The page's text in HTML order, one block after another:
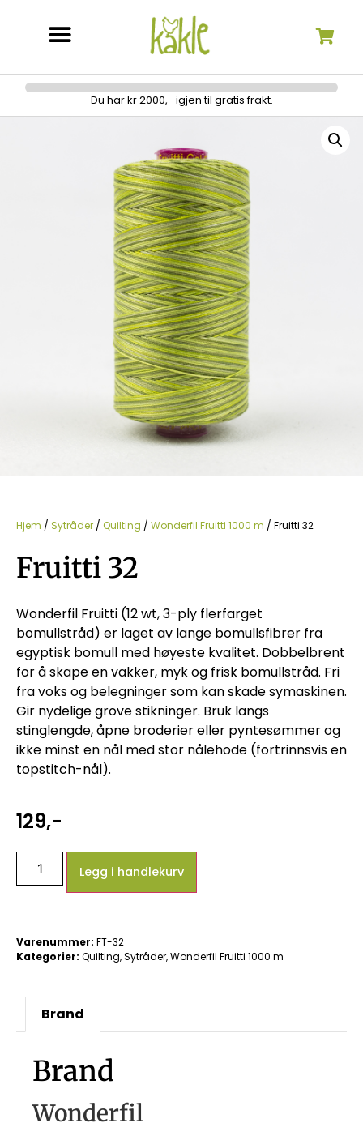
Du har kr 2000,- igjen til gratis frakt.
Hjem / Sytråder / Quilting / Wonderfil Fruitti 1000 m / Fruitti 32
Fruitti 32
Wonderfil Fruitti (12 wt, 3-ply flerfarget
bomullstråd) er laget av lange bomullsfibrer fra
egyptisk bomull med høyeste kvalitet. Dobbelbrent
for å skape en vakker, myk og frisk bomullstråd. Fri
fra voks og belegninger som kan skade symaskinen.
Gir nydelige grove stikninger. Bruk langs
stinglengde, åpne broderier eller pyntesømmer og
ikke minst en nål med stor nålehode (fortrinnsvis en
topstitch-nål).
129,-
Legg i handlekurv
Varenummer: FT-32
Kategorier: Quilting,Sytråder,Wonderfil Fruitti 1000 m
Brand
Brand
Wonderfil